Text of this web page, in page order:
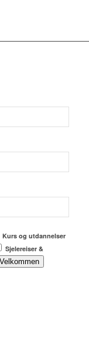
Kurs og utdannelser
Sjelereiser &